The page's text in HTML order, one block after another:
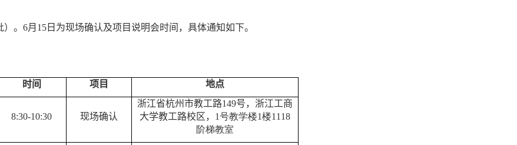
）。6月15 日 为现场确认及项目说明会时间，具体通知如下。
时间 项目 地点
8:30-10:30 现场确认
浙江省杭州市教工路149号，浙江工商
大学教工路校区， 1号教学楼1楼1118
阶梯教室